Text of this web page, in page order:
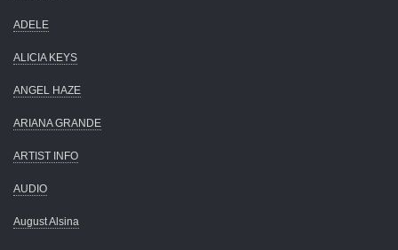
ADELE
ALICIA KEYS
ANGEL HAZE
ARIANA GRANDE
ARTIST INFO
AUDIO
August Alsina